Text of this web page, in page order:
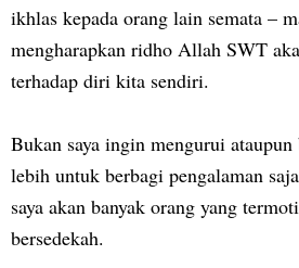
ikhlas kepada orang lain semata –
mengharapkan ridho Allah SWT
terhadap diri kita sendiri.
Bukan saya ingin mengurui
lebih untuk berbagi pengalaman
saya akan banyak orang yang
bersedekah.